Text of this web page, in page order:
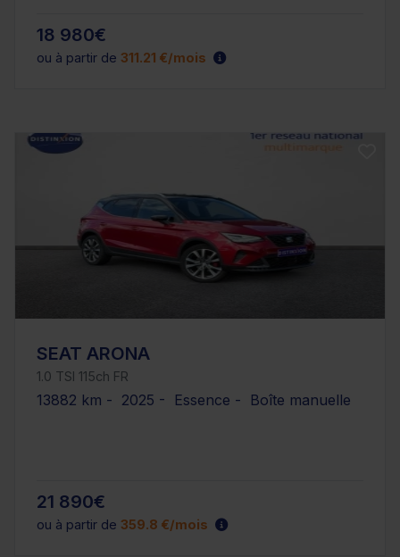
18 980€
ou à partir de 311.21 €/mois
SEAT ARONA
1.0 TSI 115ch FR
13882 km - 2025 - Essence - Boîte manuelle
21 890€
ou à partir de 359.8 €/mois